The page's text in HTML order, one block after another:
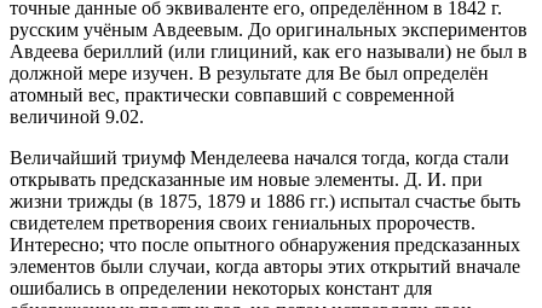
точные данные об эквиваленте его, определённом в 1842 г.
русским учёным Авдеевым. До оригинальных экспериментов
Авдеева бериллий (или глициний, как его называли) не был в
должной мере изучен. В результате для Be был определён
атомный вес, практически совпавший с современной
величиной 9.02.
Величайший триумф Менделеева начался тогда, когда стали
открывать предсказанные им новые элементы. Д. И. при
жизни трижды (в 1875, 1879 и 1886 гг.) испытал счастье быть
свидетелем претворения своих гениальных пророчеств.
Интересно; что после опытного обнаружения предсказанных
элементов были случаи, когда авторы этих открытий вначале
ошибались в определении некоторых констант для